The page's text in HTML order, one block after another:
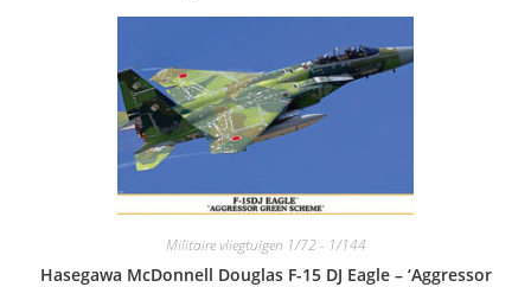
Militaire vliegtuigen 1/72 - 1/144
Hasegawa McDonnell Douglas F-15 DJ Eagle – ‘Aggressor